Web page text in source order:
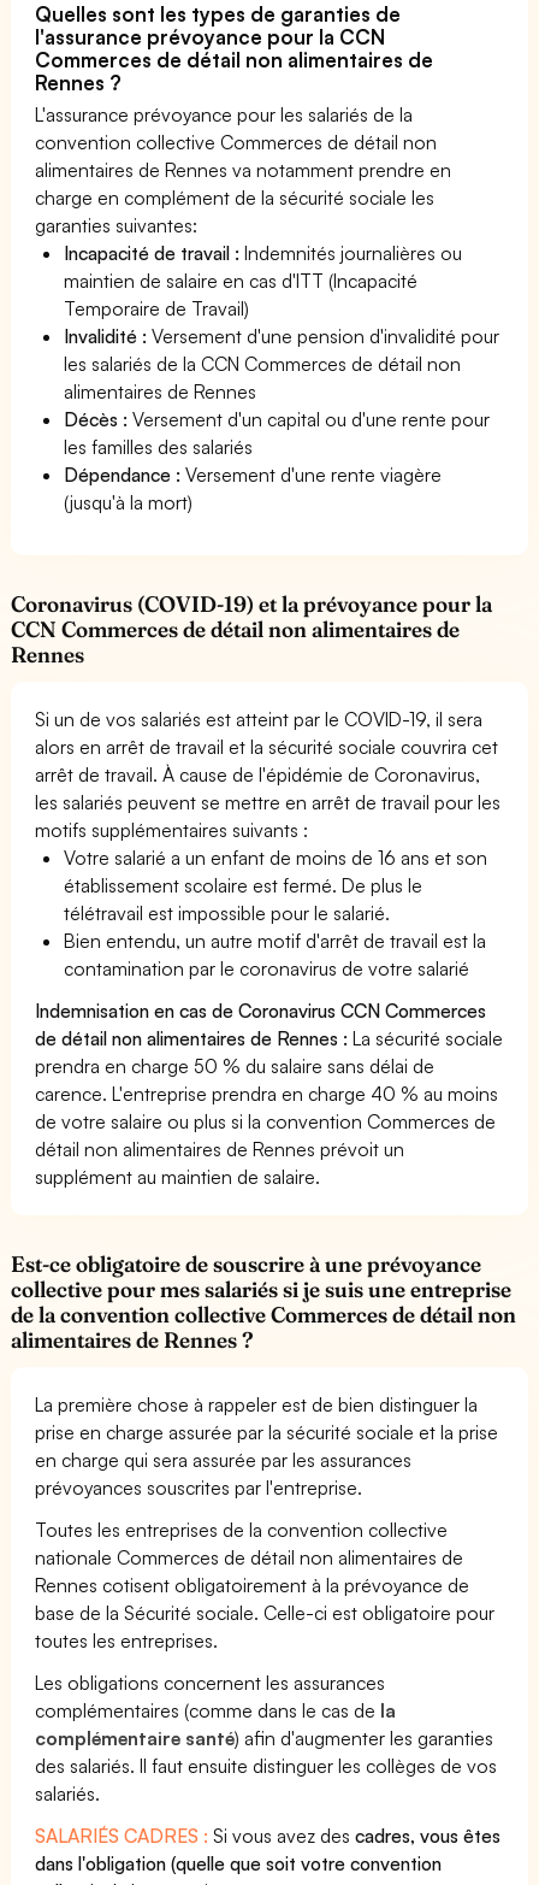
Quelles sont les types de garanties de
l'assurance prévoyance pour la CCN
Commerces de détail non alimentaires de
Rennes ?
L'assurance prévoyance pour les salariés de la
convention collective Commerces de détail non
alimentaires de Rennes va notamment prendre en
charge en complément de la sécurité sociale les
garanties suivantes:
Incapacité de travail : Indemnités journalières ou
maintien de salaire en cas d'ITT (Incapacité
Temporaire de Travail)
Invalidité : Versement d'une pension d'invalidité pour
les salariés de la CCN Commerces de détail non
alimentaires de Rennes
Décès : Versement d'un capital ou d'une rente pour
les familles des salariés
Dépendance : Versement d'une rente viagère
(jusqu'à la mort)
Coronavirus (COVID-19) et la prévoyance pour la
CCN Commerces de détail non alimentaires de
Rennes
Si un de vos salariés est atteint par le COVID-19, il sera
alors en arrêt de travail et la sécurité sociale couvrira cet
arrêt de travail. À cause de l'épidémie de Coronavirus,
les salariés peuvent se mettre en arrêt de travail pour les
motifs supplémentaires suivants :
Votre salarié a un enfant de moins de 16 ans et son
établissement scolaire est fermé. De plus le
télétravail est impossible pour le salarié.
Bien entendu, un autre motif d'arrêt de travail est la
contamination par le coronavirus de votre salarié
Indemnisation en cas de Coronavirus CCN Commerces
de détail non alimentaires de Rennes : La sécurité sociale
prendra en charge 50 % du salaire sans délai de
carence. L'entreprise prendra en charge 40 % au moins
de votre salaire ou plus si la convention Commerces de
détail non alimentaires de Rennes prévoit un
supplément au maintien de salaire.
Est-ce obligatoire de souscrire à une prévoyance
collective pour mes salariés si je suis une entreprise
de la convention collective Commerces de détail non
alimentaires de Rennes ?
La première chose à rappeler est de bien distinguer la
prise en charge assurée par la sécurité sociale et la prise
en charge qui sera assurée par les assurances
prévoyances souscrites par l'entreprise.
Toutes les entreprises de la convention collective
nationale Commerces de détail non alimentaires de
Rennes cotisent obligatoirement à la prévoyance de
base de la Sécurité sociale. Celle-ci est obligatoire pour
toutes les entreprises.
Les obligations concernent les assurances
complémentaires (comme dans le cas de la
complémentaire santé) afin d'augmenter les garanties
des salariés. Il faut ensuite distinguer les collèges de vos
salariés.
SALARIÉS CADRES : Si vous avez descadres, vous êtes
dans l'obligation (quelle que soit votre convention